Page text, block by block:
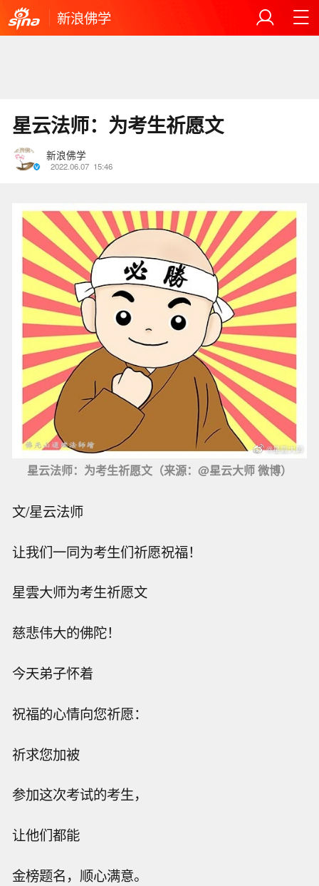
新浪佛学
星云法师：为考生祈愿文
新浪佛学
2022.06.07 15:46
星云法师：为考生祈愿文（来源：@星云大师 微博）
文/星云法师
让我们一同为考生们祈愿祝福！
星雲大师为考生祈愿文
慈悲伟大的佛陀！
今天弟子怀着
祝福的心情向您祈愿：
祈求您加被
参加这次考试的考生，
让他们都能
金榜题名，顺心满意。